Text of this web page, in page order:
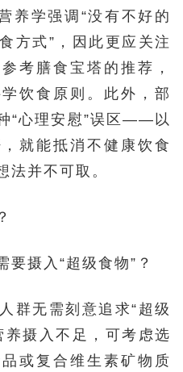
养学强调“没有不好的
方式”，因此更应关注
考膳食宝塔的推荐，
饮食原则。此外，部
“心理安慰”误区——以
就能抵消不健康饮食
法并不可取。
摄入“超级食物”？
无需刻意追求“超级
摄入不足，可考虑选
或复合维生素矿物质